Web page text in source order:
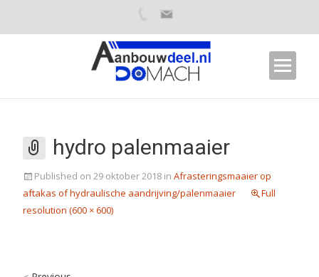
hydro palenmaaier
Published on 29 oktober 2018 in Afrasteringsmaaier op
aftakas of hydraulische aandrijving/palenmaaier
Full
resolution (600 × 600)